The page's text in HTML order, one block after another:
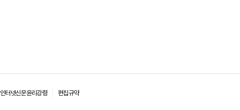
인터넷신문윤리강령 편집규약